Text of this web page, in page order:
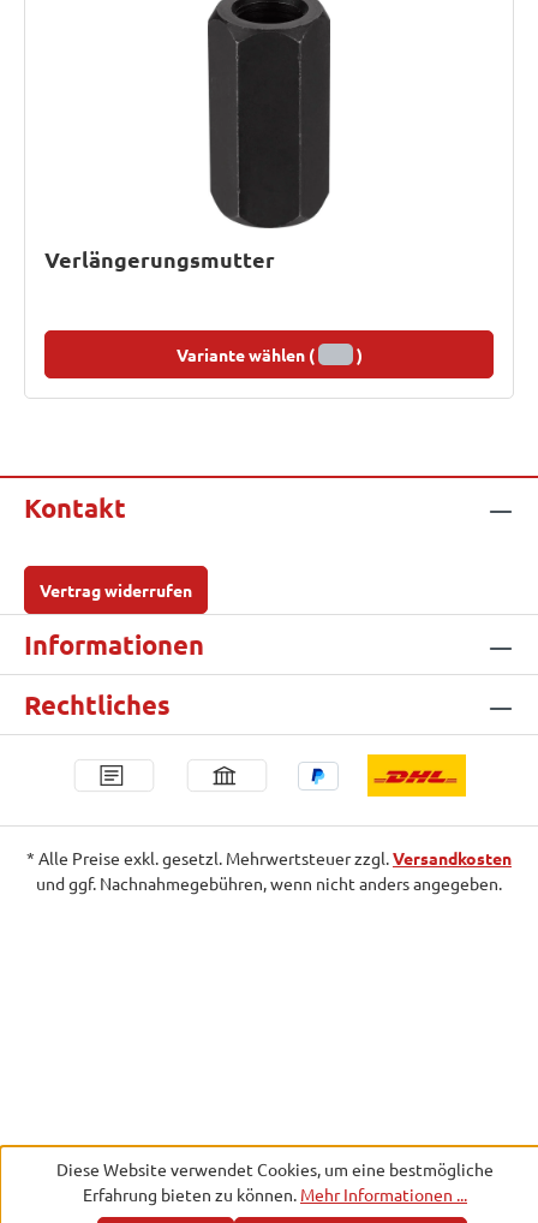
Verlängerungsmutter
Variante wählen ( )
Kontakt
Vertrag widerrufen
Informationen
Rechtliches
* Alle Preise exkl. gesetzl. Mehrwertsteuer zzgl.Versandkosten
und ggf. Nachnahmegebühren, wenn nicht anders angegeben.
Diese Website verwendet Cookies, um eine bestmögliche
Erfahrung bieten zu können. Mehr Informationen ...